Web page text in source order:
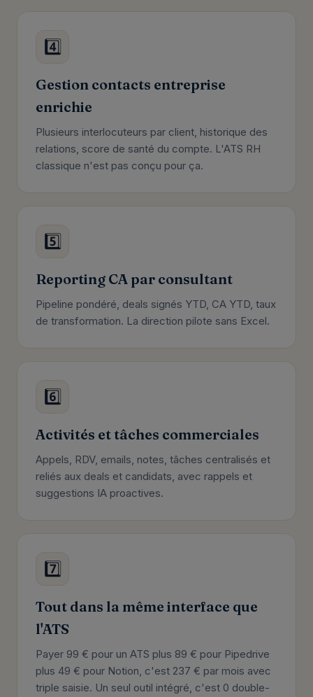
4️⃣
Gestion contacts entreprise
enrichie
Plusieurs interlocuteurs par client, historique des
relations, score de santé du compte. L'ATS RH
classique n'est pas conçu pour ça.
5️⃣
Reporting CA par consultant
Pipeline pondéré, deals signés YTD, CA YTD, taux
de transformation. La direction pilote sans Excel.
6️⃣
Activités et tâches commerciales
Appels, RDV, emails, notes, tâches centralisés et
reliés aux deals et candidats, avec rappels et
suggestions IA proactives.
7️⃣
Tout dans la même interface que
l'ATS
Payer 99 € pour un ATS plus 89 € pour Pipedrive
plus 49 € pour Notion, c'est 237 € par mois avec
triple saisie. Un seul outil intégré, c'est 0 double-